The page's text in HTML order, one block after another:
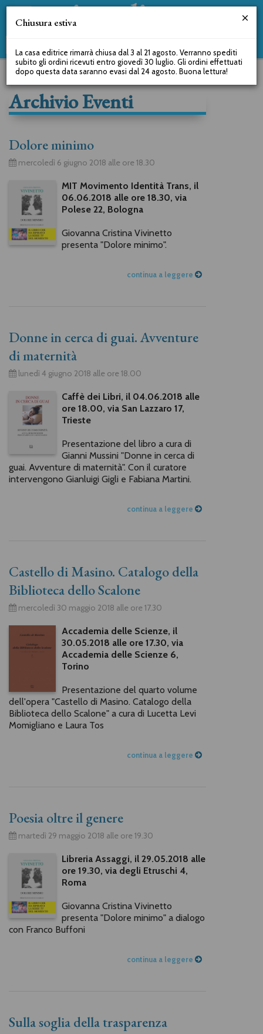
Archivio Eventi
Dolore minimo
mercoledì 6 giugno 2018 alle ore 18.30
MIT Movimento Identità Trans, il
06.06.2018 alle ore 18.30, via
Polese 22, Bologna
Giovanna Cristina Vivinetto
presenta "Dolore minimo".
continua a leggere
Donne in cerca di guai. Avventure
di maternità
lunedì 4 giugno 2018 alle ore 18.00
Caffè dei Libri, il 04.06.2018 alle
ore 18.00, via San Lazzaro 17,
Trieste
Presentazione del libro a cura di
Gianni Mussini "Donne in cerca di
guai. Avventure di maternità". Con il curatore
intervengono Gianluigi Gigli e Fabiana Martini.
continua a leggere
Castello di Masino. Catalogo della
Biblioteca dello Scalone
mercoledì 30 maggio 2018 alle ore 17.30
Accademia delle Scienze, il
30.05.2018 alle ore 17.30, via
Accademia delle Scienze 6,
Torino
Presentazione del quarto volume
dell'opera "Castello di Masino. Catalogo della
Biblioteca dello Scalone" a cura di Lucetta Levi
Momigliano e Laura Tos
continua a leggere
Poesia oltre il genere
martedì 29 maggio 2018 alle ore 19.30
Libreria Assaggi, il 29.05.2018 alle
ore 19.30, via degli Etruschi 4,
Roma
Giovanna Cristina Vivinetto
presenta "Dolore minimo" a dialogo
con Franco Buffoni
continua a leggere
Sulla soglia della trasparenza
Chiusura estiva
La casa editrice rimarrà chiusa dal 3 al 21 agosto. Verranno spediti
subito gli ordini ricevuti entro giovedì 30 luglio. Gli ordini effettuati
dopo questa data saranno evasi dal 24 agosto. Buona lettura!